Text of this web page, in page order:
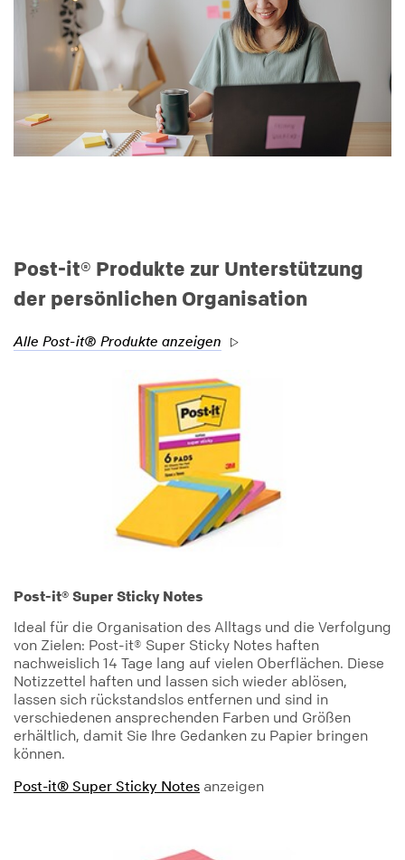
Post-it® Produkte zur Unterstützung
der persönlichen Organisation
Alle Post-it® Produkte anzeigen
Post-it® Super Sticky Notes
Ideal für die Organisation des Alltags und die Verfolgung
von Zielen: Post-it® Super Sticky Notes haften
nachweislich 14 Tage lang auf vielen Oberflächen. Diese
Notizzettel haften und lassen sich wieder ablösen,
lassen sich rückstandslos entfernen und sind in
verschiedenen ansprechenden Farben und Größen
erhältlich, damit Sie Ihre Gedanken zu Papier bringen
können.
Post-it® Super Sticky Notes anzeigen